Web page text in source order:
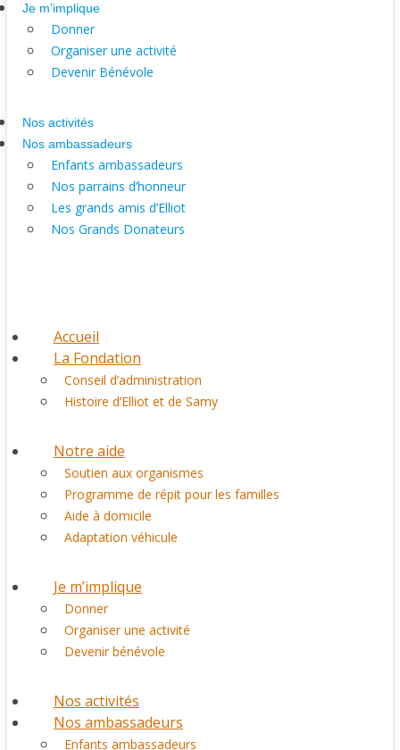
Je m’implique
Donner
Organiser une activité
Devenir Bénévole
Nos activités
Nos ambassadeurs
Enfants ambassadeurs
Nos parrains d’honneur
Les grands amis d’Elliot
Nos Grands Donateurs
Accueil
La Fondation
Conseil d’administration
Histoire d’Elliot et de Samy
Notre aide
Soutien aux organismes
Programme de répit pour les familles
Aide à domicile
Adaptation véhicule
Je m’implique
Donner
Organiser une activité
Devenir bénévole
Nos activités
Nos ambassadeurs
Enfants ambassadeurs